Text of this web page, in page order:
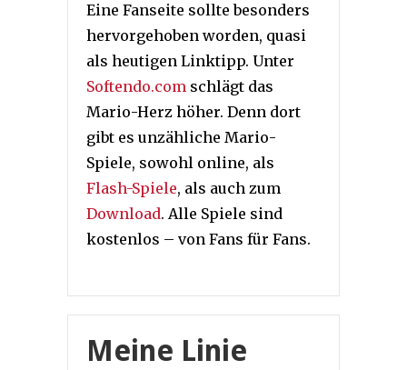
Eine Fanseite sollte besonders
hervorgehoben worden, quasi
als heutigen Linktipp. Unter
Softendo.com schlägt das
Mario-Herz höher. Denn dort
gibt es unzähliche Mario-
Spiele, sowohl online, als
Flash-Spiele, als auch zum
Download. Alle Spiele sind
kostenlos – von Fans für Fans.
Meine Linie